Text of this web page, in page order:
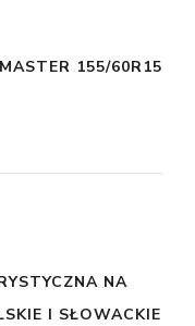
155/60R15
NA
I SŁOWACKIE